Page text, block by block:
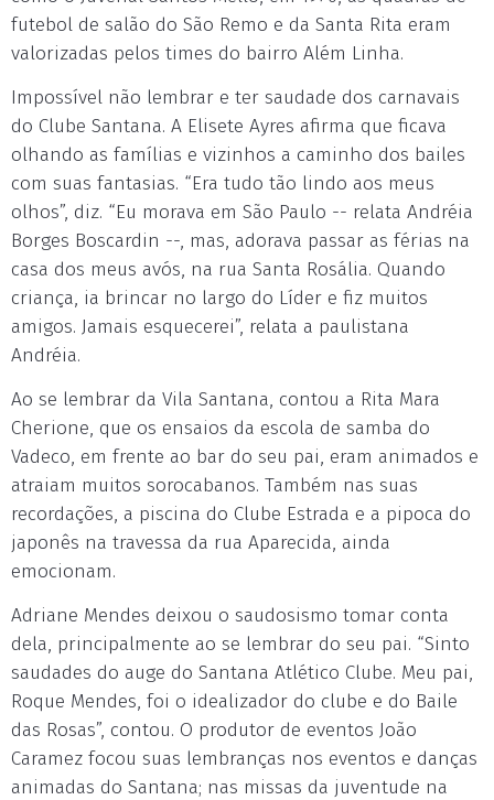
futebol de salão do São Remo e da Santa Rita eram
valorizadas pelos times do bairro Além Linha.
Impossível não lembrar e ter saudade dos carnavais
do Clube Santana. A Elisete Ayres afirma que ficava
olhando as famílias e vizinhos a caminho dos bailes
com suas fantasias. “Era tudo tão lindo aos meus
olhos”, diz. “Eu morava em São Paulo -- relata Andréia
Borges Boscardin --, mas, adorava passar as férias na
casa dos meus avós, na rua Santa Rosália. Quando
criança, ia brincar no largo do Líder e fiz muitos
amigos. Jamais esquecerei”, relata a paulistana
Andréia.
Ao se lembrar da Vila Santana, contou a Rita Mara
Cherione, que os ensaios da escola de samba do
Vadeco, em frente ao bar do seu pai, eram animados e
atraiam muitos sorocabanos. Também nas suas
recordações, a piscina do Clube Estrada e a pipoca do
japonês na travessa da rua Aparecida, ainda
emocionam.
Adriane Mendes deixou o saudosismo tomar conta
dela, principalmente ao se lembrar do seu pai. “Sinto
saudades do auge do Santana Atlético Clube. Meu pai,
Roque Mendes, foi o idealizador do clube e do Baile
das Rosas”, contou. O produtor de eventos João
Caramez focou suas lembranças nos eventos e danças
animadas do Santana; nas missas da juventude na